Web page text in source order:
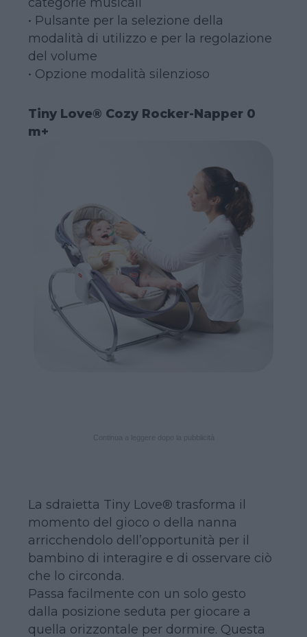
• Pulsante per la selezione della
modalità di utilizzo e per la regolazione
del volume
• Opzione modalità silenzioso
Tiny Love® Cozy Rocker-Napper 0
m+
La sdraietta Tiny Love® trasforma il
momento del gioco o della nanna
arricchendolo dell’opportunità per il
bambino di interagire e di osservare ciò
che lo circonda.
Passa facilmente con un solo gesto
dalla posizione seduta per giocare a
quella orizzontale per dormire. Questa